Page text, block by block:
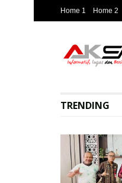
Home 1 Home 2
TRENDING